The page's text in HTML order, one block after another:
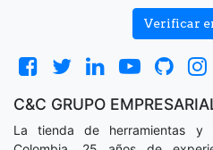
Verificar
C&C GRUPO
La tienda de herramientas y